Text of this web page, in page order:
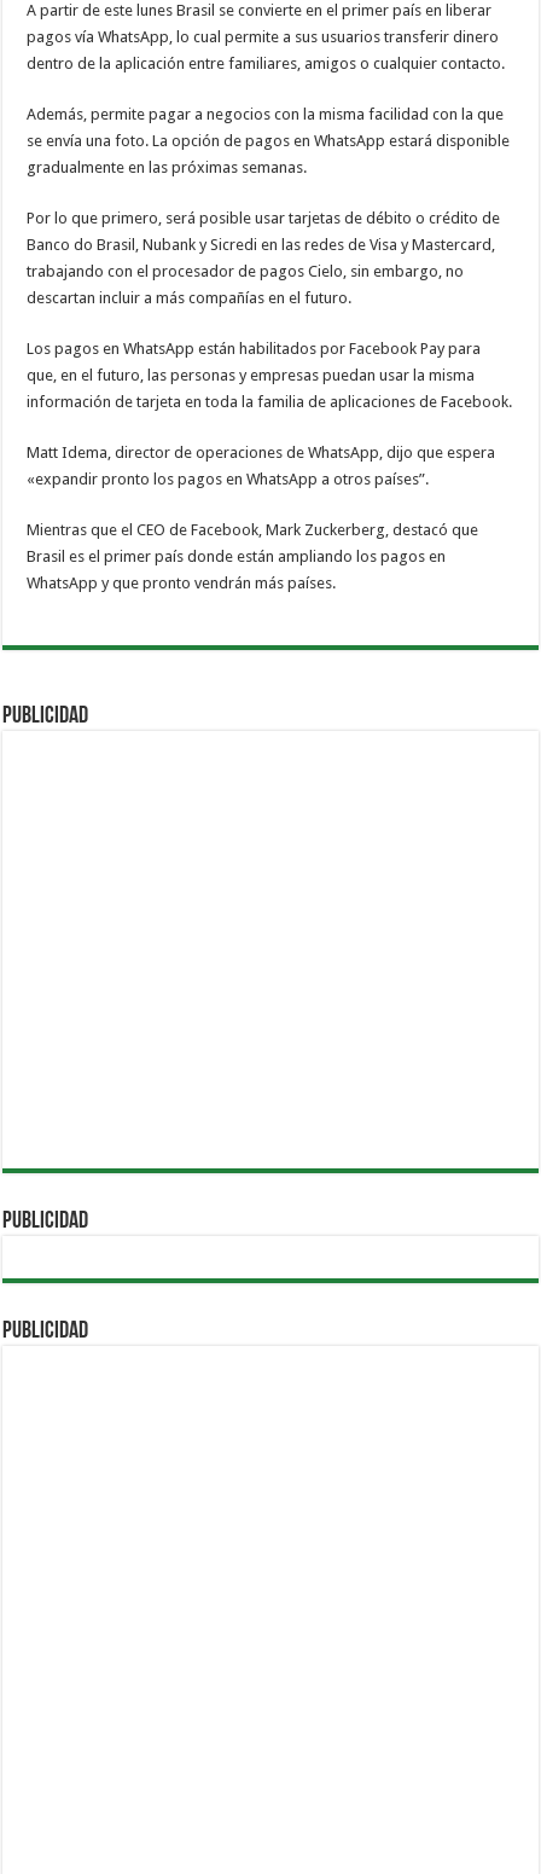
A partir de este lunes Brasil se convierte en el primer país en liberar
pagos vía WhatsApp, lo cual permite a sus usuarios transferir dinero
dentro de la aplicación entre familiares, amigos o cualquier contacto.
Además, permite pagar a negocios con la misma facilidad con la que
se envía una foto. La opción de pagos en WhatsApp estará disponible
gradualmente en las próximas semanas.
Por lo que primero, será posible usar tarjetas de débito o crédito de
Banco do Brasil, Nubank y Sicredi en las redes de Visa y Mastercard,
trabajando con el procesador de pagos Cielo, sin embargo, no
descartan incluir a más compañías en el futuro.
Los pagos en WhatsApp están habilitados por Facebook Pay para
que, en el futuro, las personas y empresas puedan usar la misma
información de tarjeta en toda la familia de aplicaciones de Facebook.
Matt Idema, director de operaciones de WhatsApp, dijo que espera
«expandir pronto los pagos en WhatsApp a otros países”.
Mientras que el CEO de Facebook, Mark Zuckerberg, destacó que
Brasil es el primer país donde están ampliando los pagos en
WhatsApp y que pronto vendrán más países.
PUBLICIDAD
PUBLICIDAD
PUBLICIDAD